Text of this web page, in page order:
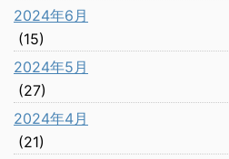
2024年6月
(15)
2024年5月
(27)
2024年4月
(21)